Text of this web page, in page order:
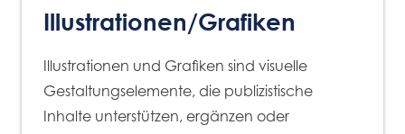
Illustrationen/Grafiken
Illustrationen und Grafiken sind visuelle
Gestaltungselemente, die publizistische
Inhalte unterstützen, ergänzen oder